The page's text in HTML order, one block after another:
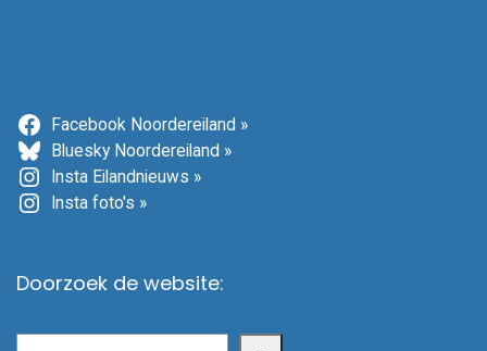
Facebook Noordereiland »
Bluesky Noordereiland »
Insta Eilandnieuws »
Insta foto's »
Doorzoek de website: